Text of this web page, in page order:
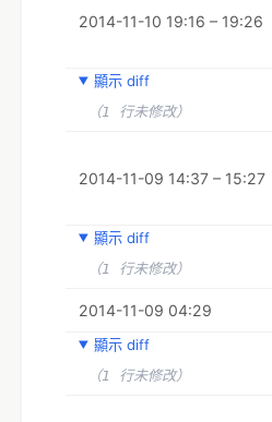
2014-11-10 19:16 – 19:26
顯示 diff
（1 行未修改）
2014-11-09 14:37 – 15:27
顯示 diff
（1 行未修改）
2014-11-09 04:29
顯示 diff
（1 行未修改）